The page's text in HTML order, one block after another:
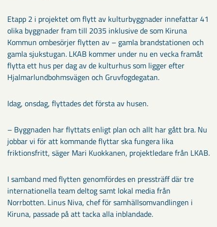
Etapp 2 i projektet om flytt av kulturbyggnader innefattar 41
olika byggnader fram till 2035 inklusive de som Kiruna
Kommun ombesörjer flytten av – gamla brandstationen och
gamla sjukstugan. LKAB kommer under nu en vecka framåt
flytta ett hus per dag av de kulturhus som ligger efter
Hjalmarlundbohmsvägen och Gruvfogdegatan.
Idag, onsdag, flyttades det första av husen.
– Byggnaden har flyttats enligt plan och allt har gått bra. Nu
jobbar vi för att kommande flyttar ska fungera lika
friktionsfritt, säger Mari Kuokkanen, projektledare från LKAB.
I samband med flytten genomfördes en pressträff där tre
internationella team deltog samt lokal media från
Norrbotten. Linus Niva, chef för samhällsomvandlingen i
Kiruna, passade på att tacka alla inblandade.